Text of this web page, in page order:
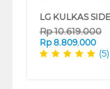
Rp10.619.000
Rp 8.809.000
(5)